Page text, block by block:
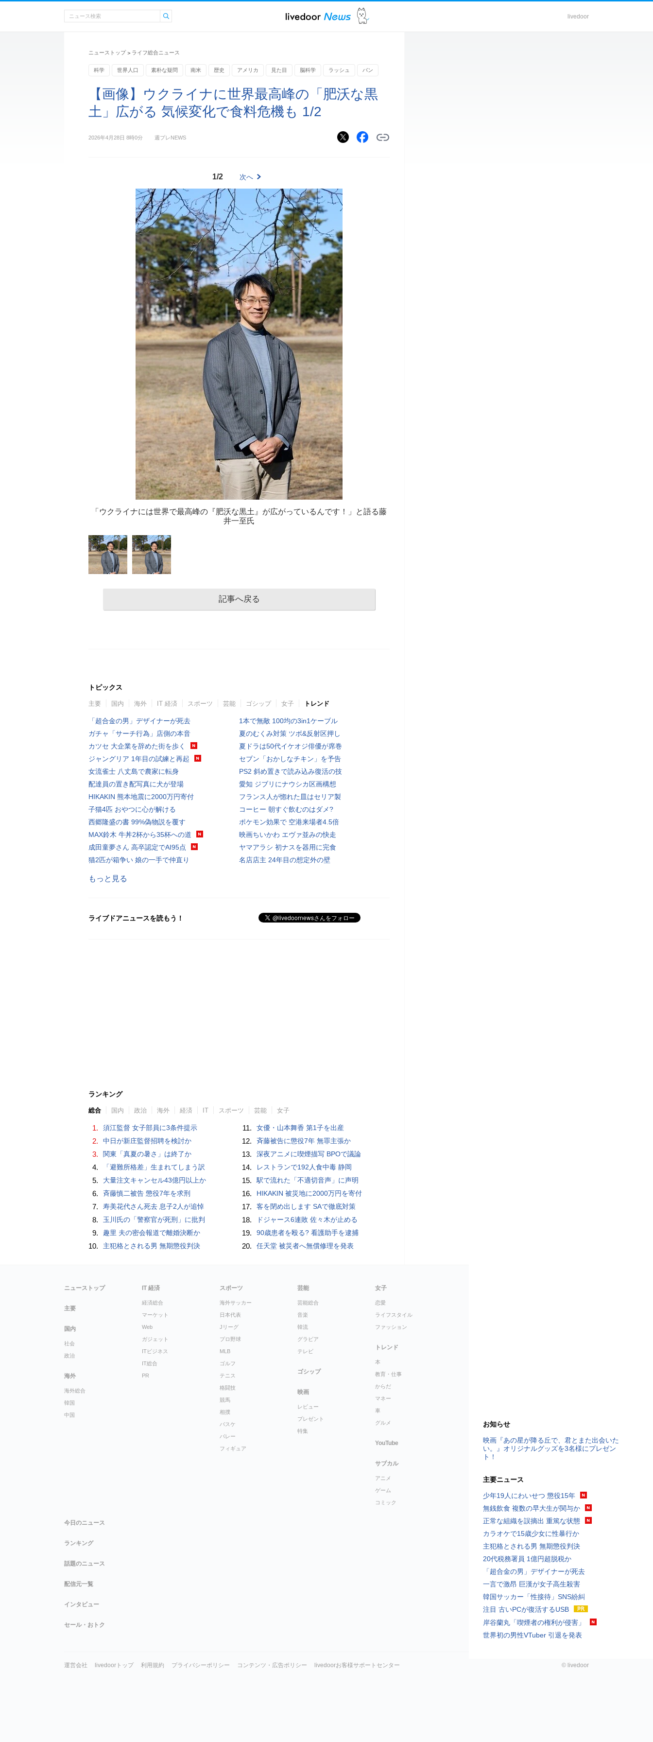
livedoor
ニューストップ > ライフ総合ニュース
科学 世界人口 素朴な疑問 南米 歴史 アメリカ 見た目 脳科学 ラッシュ パン
【画像】ウクライナに世界最高峰の「肥沃な黒
土」広がる 気候変化で食料危機も 1/2
2026年4月28日 8時0分 週プレNEWS
1/2 次へ
「ウクライナには世界で最高峰の『肥沃な黒土』が広がっているんです！」と語る藤
井一至氏
記事へ戻る
トピックス
主要 国内 海外 IT 経済 スポーツ 芸能 ゴシップ 女子 トレンド
「超合金の男」デザイナーが死去
ガチャ「サーチ行為」店側の本音
カツセ 大企業を辞めた街を歩く
ジャングリア 1年目の試練と再起
女流雀士 八丈島で農家に転身
配達員の置き配写真に犬が登場
HIKAKIN 熊本地震に2000万円寄付
子猫4匹 おやつに心が解ける
西郷隆盛の書 99%偽物説を覆す
MAX鈴木 牛丼2杯から35杯への道
成田童夢さん 高卒認定でAI95点
猫2匹が箱争い 娘の一手で仲直り
1本で無敵 100均の3in1ケーブル
夏のむくみ対策 ツボ&反射区押し
夏ドラは50代イケオジ俳優が席巻
セブン「おかしなチキン」を予告
PS2 斜め置きで読み込み復活の技
愛知 ジブリにナウシカ区画構想
フランス人が惚れた皿はセリア製
コーヒー 朝すぐ飲むのはダメ?
ポケモン効果で 空港来場者4.5倍
映画ちいかわ エヴァ並みの快走
ヤマアラシ 初ナスを器用に完食
名店店主 24年目の想定外の壁
もっと見る
ライブドアニュースを読もう！
ランキング
総合 国内 政治 海外 経済 IT スポーツ 芸能 女子
1. 須江監督 女子部員に3条件提示
2. 中日が新庄監督招聘を検討か
3. 関東「真夏の暑さ」は終了か
4. 「避難所格差」生まれてしまう訳
5. 大量注文キャンセル43億円以上か
6. 斉藤慎二被告 懲役7年を求刑
7. 寿美花代さん死去 息子2人が追悼
8. 玉川氏の「警察官が死刑」に批判
9. 趣里 夫の密会報道で離婚決断か
10. 主犯格とされる男 無期懲役判決
11. 女優・山本舞香 第1子を出産
12. 斉藤被告に懲役7年 無罪主張か
13. 深夜アニメに喫煙描写 BPOで議論
14. レストランで192人食中毒 静岡
15. 駅で流れた「不適切音声」に声明
16. HIKAKIN 被災地に2000万円を寄付
17. 客を閉め出します SAで徹底対策
18. ドジャース6連敗 佐々木が止める
19. 90歳患者を殴る? 看護助手を逮捕
20. 任天堂 被災者へ無償修理を発表
お知らせ
映画『あの星が降る丘で、君とまた出会いた
い。』オリジナルグッズを3名様にプレゼン
ト！
主要ニュース
少年19人にわいせつ 懲役15年
無銭飲食 複数の早大生が関与か
正常な組織を誤摘出 重篤な状態
カラオケで15歳少女に性暴行か
主犯格とされる男 無期懲役判決
20代税務署員 1億円超脱税か
「超合金の男」デザイナーが死去
一言で激昂 巨漢が女子高生殺害
韓国サッカー「性接待」SNS紛糾
注目 古いPCが復活するUSB
岸谷蘭丸「喫煙者の権利が侵害」
世界初の男性VTuber 引退を発表
ニューストップ
主要
国内
社会
政治
海外
海外総合
韓国
中国
IT 経済
経済総合
マーケット
Web
ガジェット
ITビジネス
IT総合
PR
スポーツ
海外サッカー
日本代表
Jリーグ
プロ野球
MLB
ゴルフ
テニス
格闘技
競馬
相撲
バスケ
バレー
フィギュア
芸能
芸能総合
音楽
韓流
グラビア
テレビ
ゴシップ
映画
レビュー
プレゼント
特集
女子
恋愛
ライフスタイル
ファッション
トレンド
本
教育・仕事
からだ
マネー
車
グルメ
YouTube
サブカル
アニメ
ゲーム
コミック
今日のニュース
ランキング
話題のニュース
配信元一覧
インタビュー
セール・おトク
運営会社 livedoorトップ 利用規約 プライバシーポリシー コンテンツ・広告ポリシー livedoorお客様サポートセンター © livedoor